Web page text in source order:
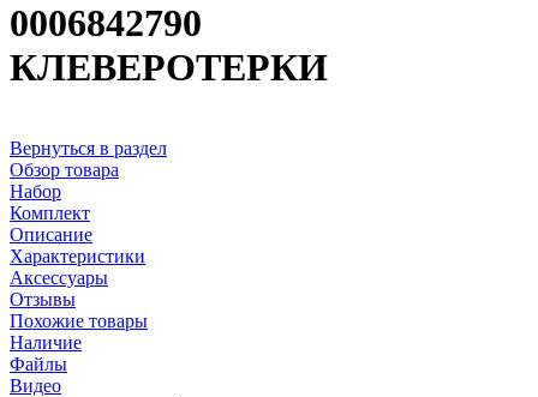
0006842790
КЛЕВЕРОТЕРКИ
Вернуться в раздел
Обзор товара
Набор
Комплект
Описание
Характеристики
Аксессуары
Отзывы
Похожие товары
Наличие
Файлы
Видео